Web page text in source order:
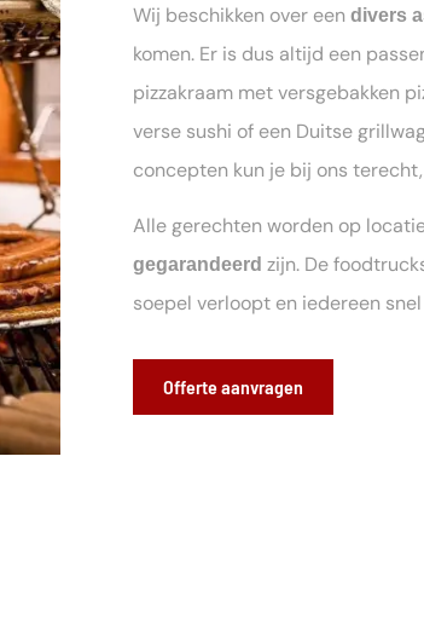
Wij beschikken over eendivers
komen. Er is dus altijd een
pizzakraam met versgebakken
verse sushi of een Duitse
concepten kun je bij ons
Alle gerechten worden op
gegarandeerd zijn. De
soepel verloopt en iedereen
Offerte aanvragen